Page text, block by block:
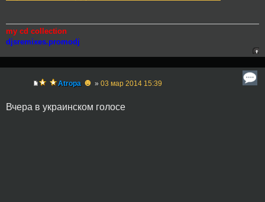
my cd collection
djsremixes.promodj
Atropa ☻ » 03 мар 2014 15:39
Вчера в украинском голосе